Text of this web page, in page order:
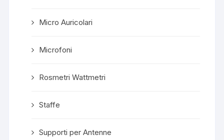
Micro Auricolari
Microfoni
Rosmetri Wattmetri
Staffe
Supporti per Antenne